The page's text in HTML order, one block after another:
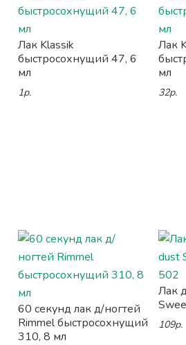
Лак Klassik
быстросохнущий 47, 6
мл
1р.
Лак
мл
32р.
60 секунд лак д/ногтей
Rimmel быстросохнущий
310, 8 мл
Лак
109р.